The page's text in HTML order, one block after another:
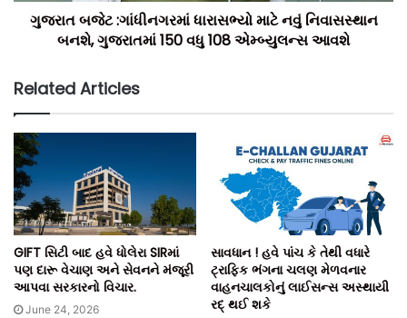
ગુજરાત બજેટ :ગાંધીનગરમાં ધારાસભ્યો માટે નવું નિવાસસ્થાન
બનશે, ગુજરાતમાં 150 વધુ 108 એમ્બ્યુલન્સ આવશે
Related Articles
GIFT સિટી બાદ હવે ધોલેરા SIRમાં
પણ દારૂ વેચાણ અને સેવનને મંજૂરી
આપવા સરકારનો વિચાર.
June 24, 2026
સાવધાન ! હવે પાંચ કે તેથી વધારે
ટ્રાફિક ભંગના ચલણ મેળવનાર
વાહનચાલકોનું લાઈસન્સ અસ્થાયી
રદ્ થઈ શકે